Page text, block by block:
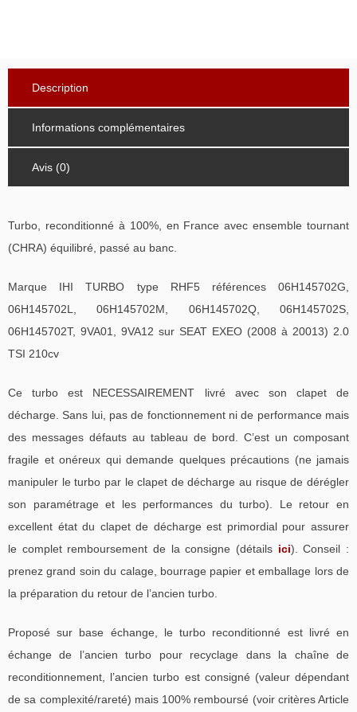
Description
Informations complémentaires
Avis (0)
Turbo, reconditionné à 100%, en France avec ensemble tournant
(CHRA) équilibré, passé au banc.
Marque IHI TURBO type RHF5 références 06H145702G,
06H145702L, 06H145702M, 06H145702Q, 06H145702S,
06H145702T, 9VA01, 9VA12 sur SEAT EXEO (2008 à 20013) 2.0
TSI 210cv
Ce turbo est NECESSAIREMENT livré avec son clapet de
décharge. Sans lui, pas de fonctionnement ni de performance mais
des messages défauts au tableau de bord. C’est un composant
fragile et onéreux qui demande quelques précautions (ne jamais
manipuler le turbo par le clapet de décharge au risque de dérégler
son paramétrage et les performances du turbo). Le retour en
excellent état du clapet de décharge est primordial pour assurer
le complet remboursement de la consigne (détails ici). Conseil :
prenez grand soin du calage, bourrage papier et emballage lors de
la préparation du retour de l’ancien turbo.
Proposé sur base échange, le turbo reconditionné est livré en
échange de l’ancien turbo pour recyclage dans la chaîne de
reconditionnement, l’ancien turbo est consigné (valeur dépendant
de sa complexité/rareté) mais 100% remboursé (voir critères Article